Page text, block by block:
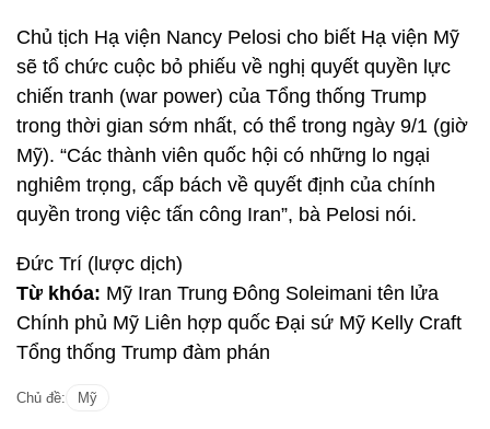
Chủ tịch Hạ viện Nancy Pelosi cho biết Hạ viện Mỹ
sẽ tổ chức cuộc bỏ phiếu về nghị quyết quyền lực
chiến tranh (war power) của Tổng thống Trump
trong thời gian sớm nhất, có thể trong ngày 9/1 (giờ
Mỹ). “Các thành viên quốc hội có những lo ngại
nghiêm trọng, cấp bách về quyết định của chính
quyền trong việc tấn công Iran”, bà Pelosi nói.
Đức Trí (lược dịch)
Từ khóa: Mỹ Iran Trung Đông Soleimani tên lửa
Chính phủ Mỹ Liên hợp quốc Đại sứ Mỹ Kelly Craft
Tổng thống Trump đàm phán
Chủ đề: Mỹ